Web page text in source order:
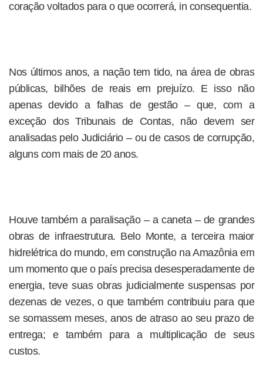
coração voltados para o que ocorrerá, in consequentia.
Nos últimos anos, a nação tem tido, na área de obras
públicas, bilhões de reais em prejuízo. E isso não
apenas devido a falhas de gestão – que, com a
exceção dos Tribunais de Contas, não devem ser
analisadas pelo Judiciário – ou de casos de corrupção,
alguns com mais de 20 anos.
Houve também a paralisação – a caneta – de grandes
obras de infraestrutura. Belo Monte, a terceira maior
hidrelétrica do mundo, em construção na Amazônia em
um momento que o país precisa desesperadamente de
energia, teve suas obras judicialmente suspensas por
dezenas de vezes, o que também contribuiu para que
se somassem meses, anos de atraso ao seu prazo de
entrega; e também para a multiplicação de seus
custos.